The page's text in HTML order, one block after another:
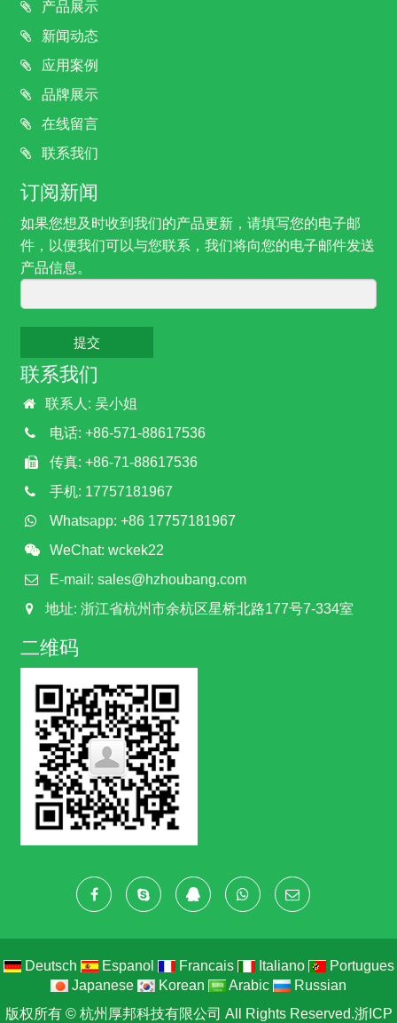
产品展示
新闻动态
应用案例
品牌展示
在线留言
联系我们
订阅新闻
如果您想及时收到我们的产品更新，请填写您的电子邮
件，以便我们可以与您联系，我们将向您的电子邮件发送
产品信息。
提交
联系我们
联系人: 吴小姐
电话: +86-571-88617536
传真: +86-71-88617536
手机: 17757181967
Whatsapp: +86 17757181967
WeChat: wckek22
E-mail: sales@hzhoubang.com
地址: 浙江省杭州市余杭区星桥北路177号7-334室
二维码
Deutsch Espanol Francais Italiano
Portugues
Japanese
Korean Arabic
Russian
版权所有 © 杭州厚邦科技有限公司 All Rights Reserved.浙ICP